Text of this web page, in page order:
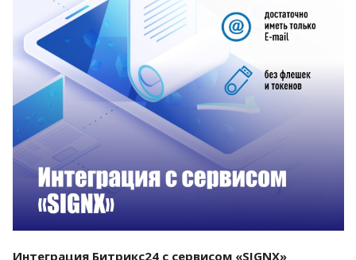
Смотреть проект
Интеграция Битрикс24 с сервисом «SIGNX»